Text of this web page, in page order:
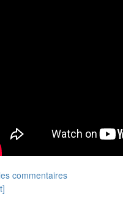
commentaires